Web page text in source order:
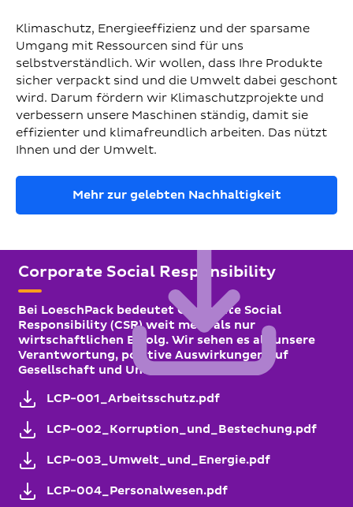
Klimaschutz, Energieeffizienz und der sparsame
Umgang mit Ressourcen sind für uns
selbstverständlich. Wir wollen, dass Ihre Produkte
sicher verpackt sind und die Umwelt dabei geschont
wird. Darum fördern wir Klimaschutzprojekte und
verbessern unsere Maschinen ständig, damit sie
effizienter und klimafreundlich arbeiten. Das nützt
Ihnen und der Umwelt.
Mehr zur gelebten Nachhaltigkeit
Corporate Social Responsibility
Bei LoeschPack bedeutet Corporate Social
Responsibility (CSR) weit mehr als nur
wirtschaftlichen Erfolg. Wir sehen es als unsere
Verantwortung, positive Auswirkungen auf
Gesellschaft und Umwelt zu fördern.
LCP-001_Arbeitsschutz.pdf
LCP-002_Korruption_und_Bestechung.pdf
LCP-003_Umwelt_und_Energie.pdf
LCP-004_Personalwesen.pdf